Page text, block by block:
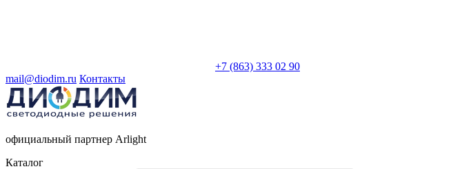
+7 (863) 333 02 90
mail@diodim.ru Контакты
официальный партнер Arlight
Каталог